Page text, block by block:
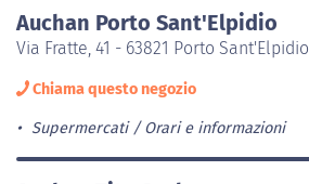
Auchan Porto Sant'Elpidio
Via Fratte, 41 - 63821 Porto Sant'Elpidio
Chiama questo negozio
Supermercati Orari e informazioni